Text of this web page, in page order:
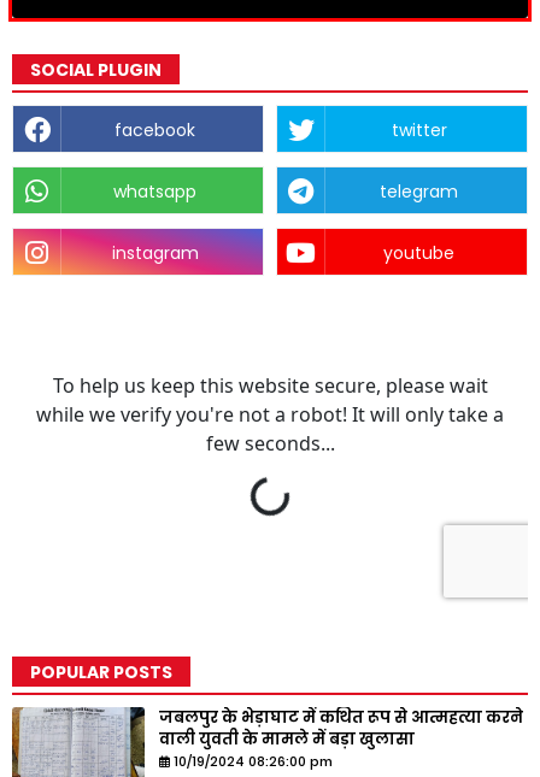
SOCIAL PLUGIN
facebook twitter
whatsapp telegram
instagram youtube
POPULAR POSTS
जबलपुर के भेड़ाघाट में कथित रूप से आत्महत्या करने
वाली युवती के मामले में बड़ा खुलासा
10/19/2024 08:26:00 pm